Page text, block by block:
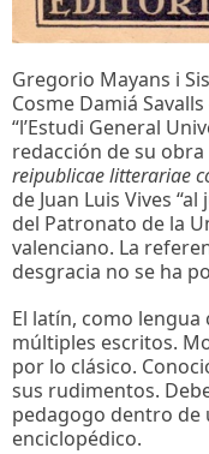
Gregorio Mayans i
Cosme Damiá
“l’Estudi General
redacción de su obra
reipublicae litterariae
de Juan Luis Vives
del Patronato de la
valenciano. La
desgracia no se ha
El latín, como
múltiples escritos.
por lo clásico.
sus rudimentos.
pedagogo dentro de
enciclopédico.